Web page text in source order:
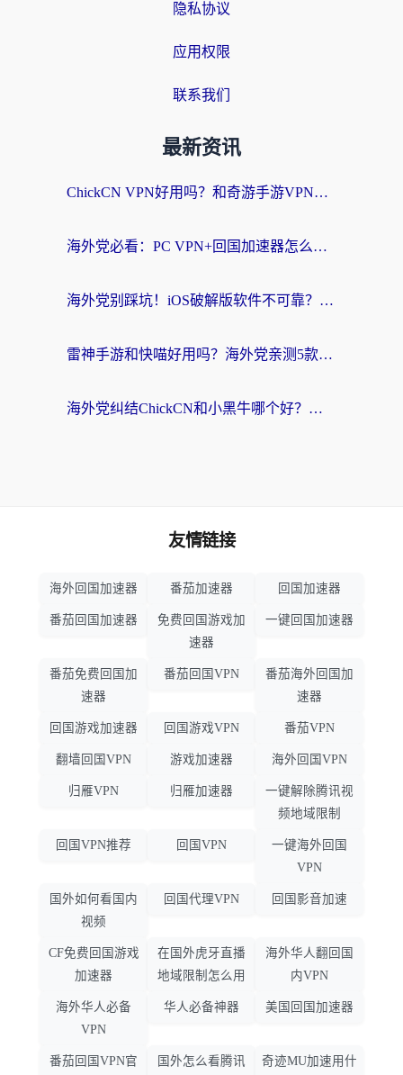
隐私协议
应用权限
联系我们
最新资讯
ChickCN VPN好用吗？和奇游手游VPN对比哪个回国效果更好？海外党亲测实用指南
海外党必看：PC VPN+回国加速器怎么选？无缝访问国内资源全攻略
海外党别踩坑！iOS破解版软件不可靠？教你选对回国加速器无缝看国内资源
雷神手游和快喵好用吗？海外党亲测5款回国加速器，附斧牛Bling对比+微信视频号解决办法
海外党纠结ChickCN和小黑牛哪个好？一篇帮你选对回国加速器的实用指南
友情链接
海外回国加速器 番茄加速器 回国加速器
番茄回国加速器
免费回国游戏加
速器
一键回国加速器
番茄免费回国加
速器
番茄回国VPN
番茄海外回国加
速器
回国游戏加速器 回国游戏VPN 番茄VPN
翻墙回国VPN 游戏加速器 海外回国VPN
归雁VPN 归雁加速器
一键解除腾讯视
频地域限制
回国VPN推荐 回国VPN
一键海外回国
VPN
国外如何看国内
视频
回国代理VPN 回国影音加速
CF免费回国游戏
加速器
在国外虎牙直播
地域限制怎么用
海外华人翻回国
内VPN
海外华人必备
VPN
华人必备神器 美国回国加速器
番茄回国VPN官
国外怎么看腾讯
奇迹MU加速用什